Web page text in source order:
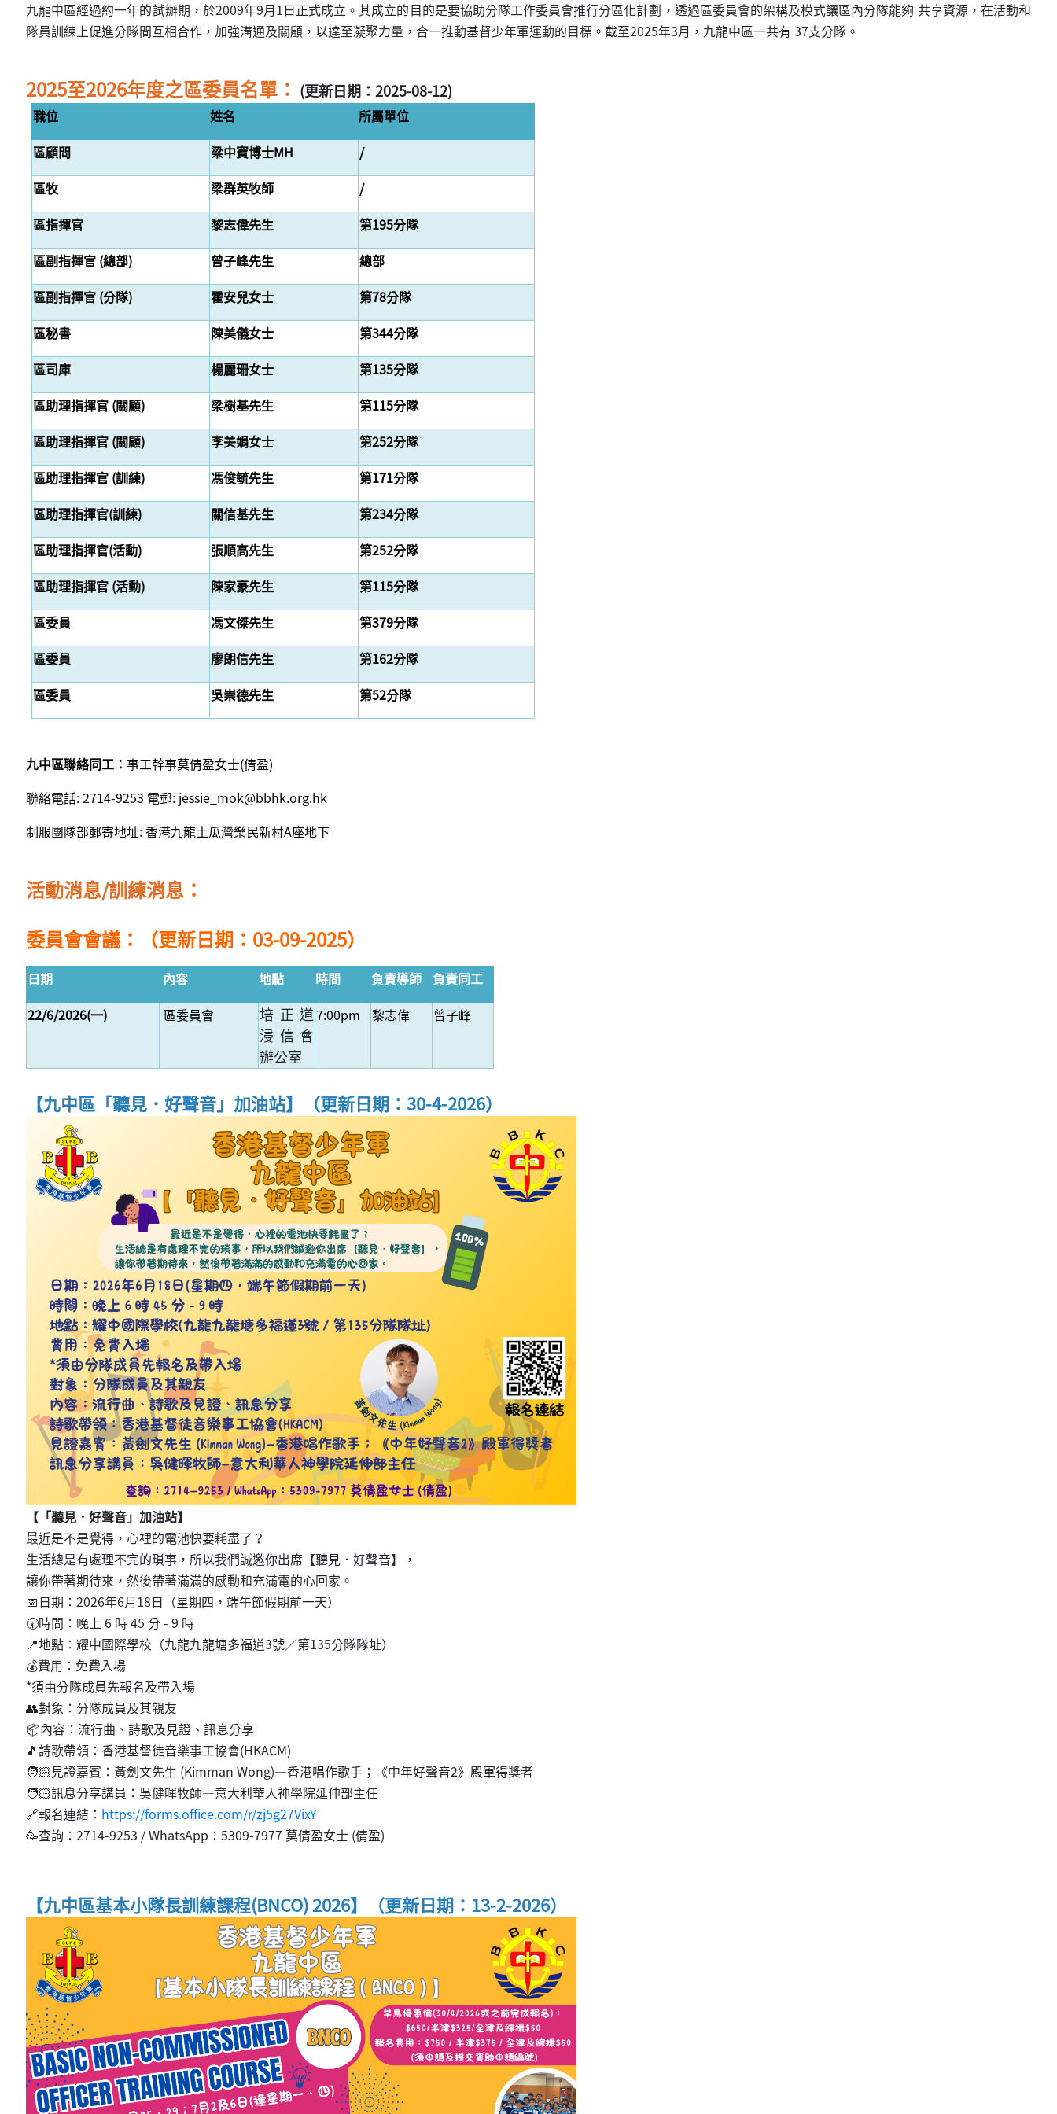
九龍中區經過約一年的試辦期，於2009年9月1日正式成立。其成立的目的是要協助分隊工作委員會推行分區化計劃，透過區委員會的架構及模式讓區內分隊能夠 共享資源，在活動和
隊員訓練上促進分隊間互相合作，加強溝通及關顧，以達至凝聚力量，合一推動基督少年軍運動的目標。截至2025年3月，九龍中區一共有 37支分隊。
2025至2026年度之區委員名單： (更新日期：2025-08-12)
職位 姓名
所屬單位
區顧問
梁中寶博士MH
/
區牧
梁群英牧師
/
區指揮官
黎志偉先生
第195分隊
區副指揮官 (總部)
曾子峰先生
總部
區副指揮官 (分隊)
霍安兒女士
第78分隊
區秘書
陳美儀女士
第344分隊
區司庫
楊麗珊女士
第135分隊
區助理指揮官 (關顧)
梁樹基先生
第115分隊
區助理指揮官 (關顧)
李美娟女士
第252分隊
區助理指揮官 (訓練)
馮俊毓先生
第171分隊
區助理指揮官(訓練) 關信基先生
第234分隊
區助理指揮官(活動) 張順高先生
第252分隊
區助理指揮官 (活動)
陳家豪先生
第115分隊
區委員
馮文傑先生
第379分隊
區委員
廖朗信先生
第162分隊
區委員
吳崇德先生 第52分隊
九中區聯絡同工： 事工幹事莫倩盈女士(倩盈)
聯絡電話: 2714-9253 電郵: jessie_mok@bbhk.org.hk
制服團隊部郵寄地址: 香港九龍土瓜灣樂民新村A座地下
活動消息/訓練消息：
委員會會議：（更新日期：03-09-2025）
日期 內容 地點 時間 負責導師 負責同工
22/6/2026(一)
區委員會
培正道
浸信會
辦公室
7:00pm 黎志偉 曾子峰
【九中區「聽見．好聲音」加油站】（更新日期：30-4-2026）
【「聽見．好聲音」加油站】
最近是不是覺得，心裡的電池快要耗盡了？
生活總是有處理不完的瑣事，所以我們誠邀你出席【聽見．好聲音】，
讓你帶著期待來，然後帶著滿滿的感動和充滿電的心回家。
📅日期：2026年6月18日（星期四，端午節假期前一天）
🕢時間：晚上 6 時 45 分 - 9 時
📍地點：耀中國際學校（九龍九龍塘多福道3號／第135分隊隊址）
💰費用：免費入場
*須由分隊成員先報名及帶入場
👥對象：分隊成員及其親友
📦內容：流行曲、詩歌及見證、訊息分享
🎵詩歌帶領：香港基督徒音樂事工協會(HKACM)
🧑🏻見證嘉賓：黃劍文先生 (Kimman Wong)—香港唱作歌手；《中年好聲音2》殿軍得獎者
🧑🏻訊息分享講員：吳健暉牧師—意大利華人神學院延伸部主任
🔗報名連結： https://forms.office.com/r/zj5g27VixY
🥳查詢：2714-9253 / WhatsApp：5309-7977 莫倩盈女士 (倩盈)
【九中區基本小隊長訓練課程(BNCO) 2026】（更新日期：13-2-2026）